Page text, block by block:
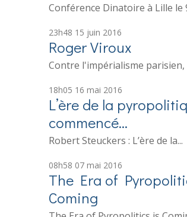
Conférence Dinatoire à Lille le
23h48 15 juin 2016
Roger Viroux
Contre l'impérialisme parisien,
18h05 16 mai 2016
L’ère de la
commencé…
Robert Steuckers : L’ère de la...
08h58 07 mai 2016
The Era of
Coming